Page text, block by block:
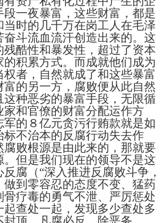
一夜暴富，这些财富，都是
时的几千万在岗工人在毛泽
奋斗流血流汗创造出来的。这
酷性和暴发性，超过了资本
积累方式。而成就他们成为
者，自然就成了和这些暴富
的另一方，腐败便从此自然
种恶劣的暴富手段，无限循
和官僚的财富分配运作方
的８亿元贪污行贿款就是如
标不治本的反腐行动失去作
腐败根源是由此来的，那就要
但是我们现在的领导不是这
反腐（“深入推进反腐败斗争，
到零容忍的态度不变、猛药
疗毒的勇气不泄、严厉惩处
查处一起，发现多少查处多